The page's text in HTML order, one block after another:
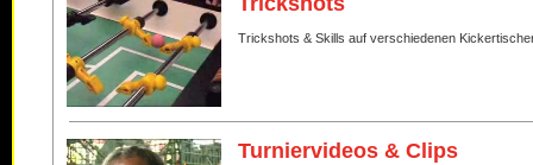
Trickshots & Skills auf verschiedenen
Turniervideos & Clips